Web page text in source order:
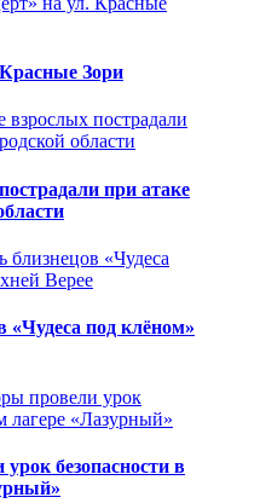
Зори
при атаке
под клёном»
безопасности в